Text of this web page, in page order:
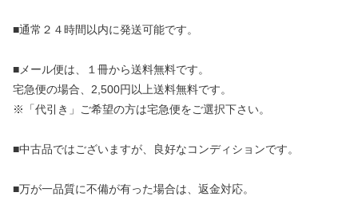
■通常２４時間以内に発送可能です。
■メール便は、１冊から送料無料です。
宅急便の場合、2,500円以上送料無料です。
※「代引き」ご希望の方は宅急便をご選択下さい。
■中古品ではございますが、良好なコンディションです。
■万が一品質に不備が有った場合は、返金対応。